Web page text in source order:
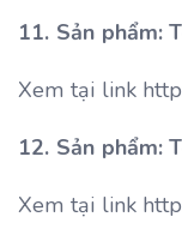
11. Sản phẩm:
Xem tại link
12. Sản phẩm:
Xem tại link